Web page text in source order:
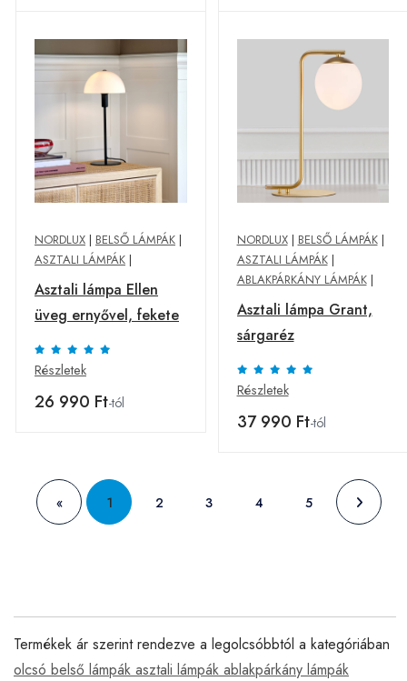
NORDLUX | BELSŐ LÁMPÁK |
ASZTALI LÁMPÁK |
Asztali lámpa Ellen
üveg ernyővel, fekete
Részletek
26 990 Ft-tól
NORDLUX| BELSŐ LÁMPÁK|
ASZTALI LÁMPÁK|
ABLAKPÁRKÁNY LÁMPÁK|
Asztali lámpa Grant,
sárgaréz
Részletek
37 990 Ft-tól
« 1 2 3 4 5
Termékek ár szerint rendezve a legolcsóbbtól a kategóriában
olcsó belső lámpák asztali lámpák ablakpárkány lámpák